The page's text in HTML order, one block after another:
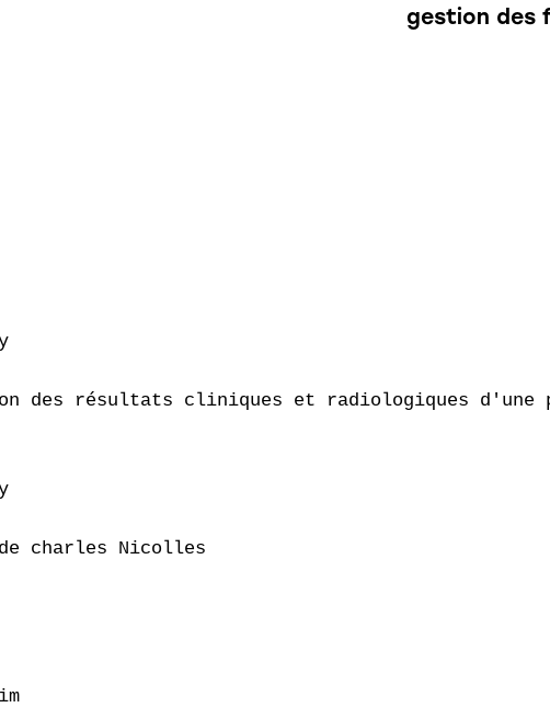
gestion des
des résultats cliniques et radiologiques
charles Nicolles